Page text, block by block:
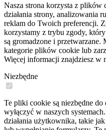
Nasza strona korzysta z
działania strony, analizowania
reklam do Twoich preferencji.
korzystamy z trybu zgody,
są gromadzone i
kategorie plików cookie lub
Więcej informacji znajdziesz w
Niezbędne
Te pliki cookie są niezbędne do
wyłączyć w naszych
działania użytkownika, takie